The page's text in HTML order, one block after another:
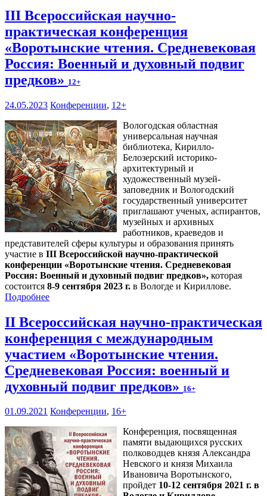
III Всероссийская научно-
практическая конференция
«Воротынские чтения. Средневековая
Россия: Военный и духовный подвиг
предков» 12+
24.05.2023 Конференции, 12+
Вологодская областная
универсальная научная
библиотека, Кирилло-
Белозерский историко-
архитектурный и
художественный музей-
заповедник и Вологодский
государственный университет
приглашают ученых, аспирантов,
музейных и архивных
работников, краеведов и
представителей сферы культуры и образования принять
участие в III Всероссийской научно-практической
конференции «Воротынские чтения. Средневековая
Россия: Военный и духовный подвиг предков», которая
состоится 8-9 сентября 2023 г. в Вологде и Кириллове.
Подробнее
II Всероссийская научно-практическая
конференция с международным
участием «Воротынские чтения.
Средневековая Россия: военный и
духовный подвиг предков» 16+
01.09.2021 Конференции, 16+
Конференция, посвященная
памяти выдающихся русских
полководцев князя Александра
Невского и князя Михаила
Ивановича Воротынского,
пройдет 10-12 сентября 2021 г. в